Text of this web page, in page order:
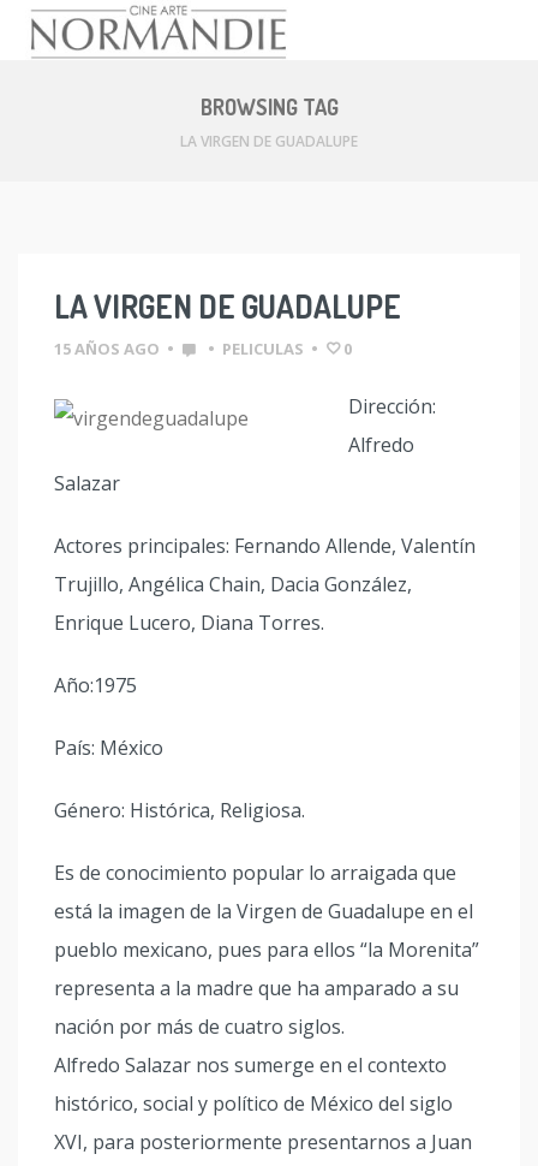
BROWSING TAG
LA VIRGEN DE GUADALUPE
LA VIRGEN DE GUADALUPE
15 AÑOS AGO • • PELICULAS • 0
Dirección:
Alfredo
Salazar
Actores principales: Fernando Allende, Valentín
Trujillo, Angélica Chain, Dacia González,
Enrique Lucero, Diana Torres.
Año:1975
País: México
Género: Histórica, Religiosa.
Es de conocimiento popular lo arraigada que
está la imagen de la Virgen de Guadalupe en el
pueblo mexicano, pues para ellos “la Morenita”
representa a la madre que ha amparado a su
nación por más de cuatro siglos.
Alfredo Salazar nos sumerge en el contexto
histórico, social y político de México del siglo
XVI, para posteriormente presentarnos a Juan